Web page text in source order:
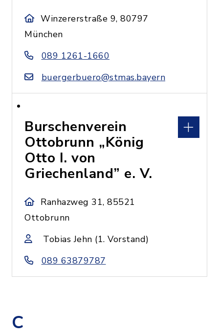
Winzererstraße 9, 80797
München
089 1261-1660
buergerbuero@stmas.bayern
Burschenverein
Ottobrunn „König
Otto I. von
Griechenland” e. V.
Ranhazweg 31, 85521
Ottobrunn
Tobias Jehn (1. Vorstand)
089 63879787
C